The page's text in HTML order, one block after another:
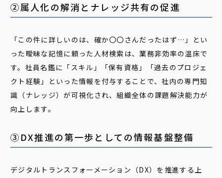
②属人化の解消とナレッジ共有の促進
「この件に詳しいのは、確か〇〇さんだったはず…」とい
った曖昧な記憶に頼った人材検索は、業務非効率の温床で
す。社員名鑑に「スキル」「保有資格」「過去のプロジェ
クト経験」といった情報を付与することで、社内の専門知
識（ナレッジ）が可視化され、組織全体の課題解決能力が
向上します。
③DX推進の第一歩としての情報基盤整備
デジタルトランスフォーメーション（DX）を推進する上